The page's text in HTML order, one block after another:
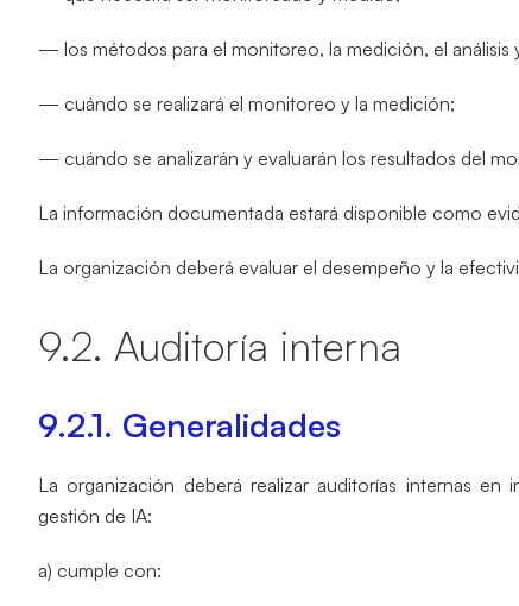
— los métodos para el monitoreo, la medición, el análisis
— cuándo se realizará el monitoreo y la medición;
— cuándo se analizarán y evaluarán los resultados del
La información documentada estará disponible como
La organización deberá evaluar el desempeño y la
9.2. Auditoría interna
9.2.1. Generalidades
La organización deberá realizar auditorías internas
gestión de IA:
a) cumple con: